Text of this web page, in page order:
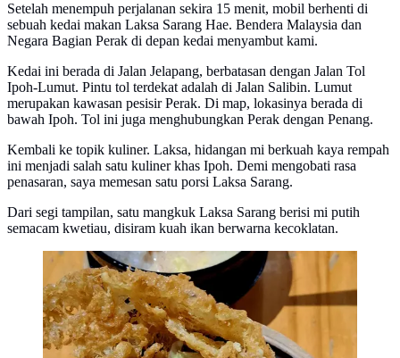
Setelah menempuh perjalanan sekira 15 menit, mobil berhenti di
sebuah kedai makan Laksa Sarang Hae. Bendera Malaysia dan
Negara Bagian Perak di depan kedai menyambut kami.
Kedai ini berada di Jalan Jelapang, berbatasan dengan Jalan Tol
Ipoh-Lumut. Pintu tol terdekat adalah di Jalan Salibin. Lumut
merupakan kawasan pesisir Perak. Di map, lokasinya berada di
bawah Ipoh. Tol ini juga menghubungkan Perak dengan Penang.
Kembali ke topik kuliner. Laksa, hidangan mi berkuah kaya rempah
ini menjadi salah satu kuliner khas Ipoh. Demi mengobati rasa
penasaran, saya memesan satu porsi Laksa Sarang.
Dari segi tampilan, satu mangkuk Laksa Sarang berisi mi putih
semacam kwetiau, disiram kuah ikan berwarna kecoklatan.